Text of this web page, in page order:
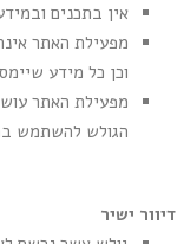
אין בתכנים
וכן כל מידע
מפעילת האתר
הגולש להשתמש
דיוור ישיר